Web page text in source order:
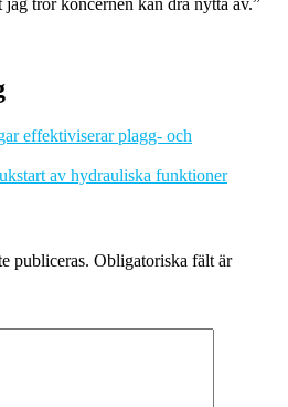
tror koncernen kan dra nytta av.”
effektiviserar plagg- och
av hydrauliska funktioner
publiceras. Obligatoriska fält är